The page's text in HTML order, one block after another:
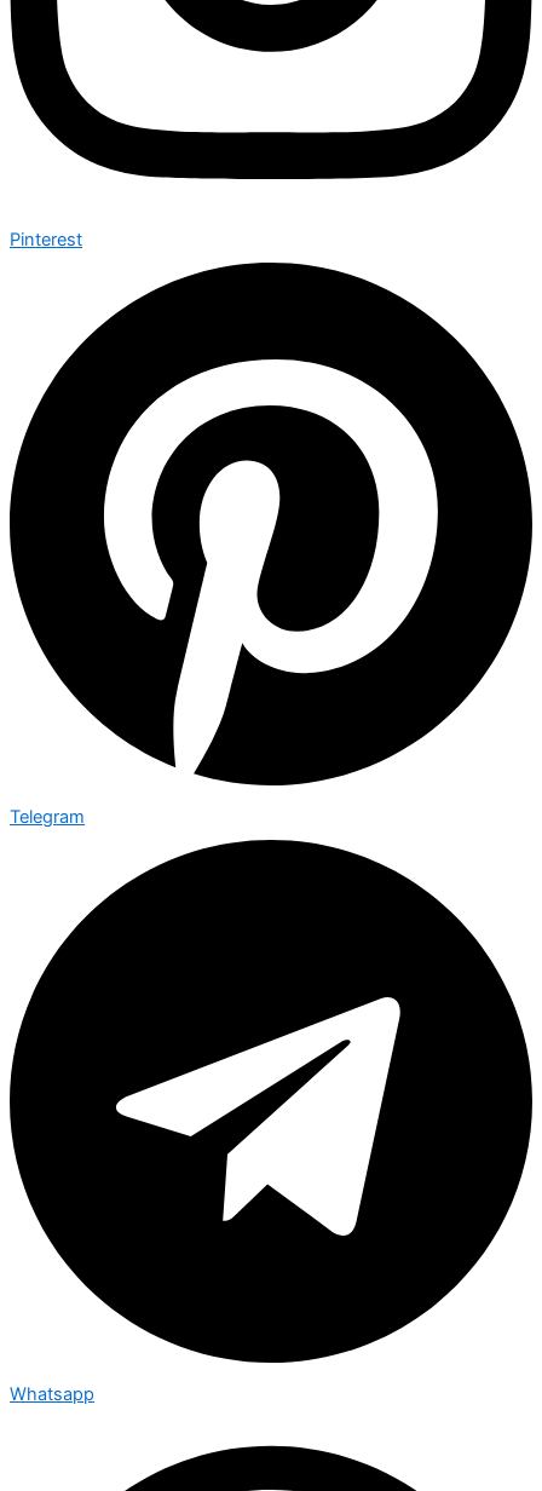
Pinterest
Telegram
Whatsapp